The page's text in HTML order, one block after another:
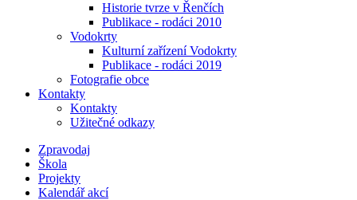
Historie tvrze v Řenčích
Publikace - rodáci 2010
Vodokrty
Kulturní zařízení Vodokrty
Publikace - rodáci 2019
Fotografie obce
Kontakty
Kontakty
Užitečné odkazy
Zpravodaj
Škola
Projekty
Kalendář akcí